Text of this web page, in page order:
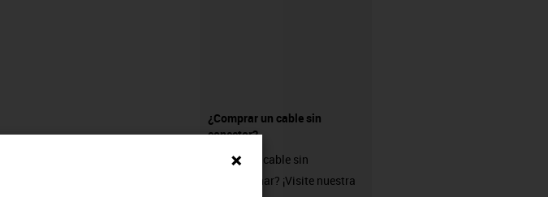
¿Comprar un cable sin
conector?
¿Busca un cable sin
confeccionar? ¡Visite nuestra